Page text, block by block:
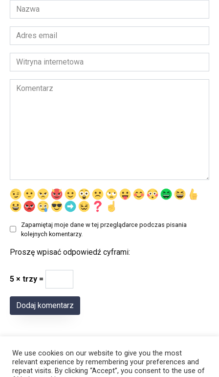
Nazwa
*
Adres
email
*Witryna
internetowa
Komentarz
Zapamiętaj moje dane w tej przeglądarce podczas pisania
kolejnych komentarzy.
Proszę wpisać odpowiedź cyframi:
5 × trzy =
We use cookies on our website to give you the most
relevant experience by remembering your preferences and
repeat visits. By clicking “Accept”, you consent to the use of